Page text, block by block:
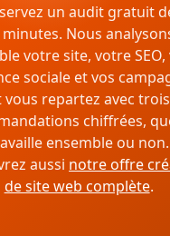
un audit gratuit
minutes. Nous
votre site, votre
sociale et vos
vous repartez avec trois
chiffrées,
ensemble ou non.
aussi notre offre
de site web complète.